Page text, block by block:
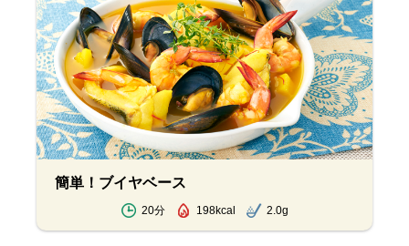
簡単！ブイヤベース
20分 198kcal 2.0g